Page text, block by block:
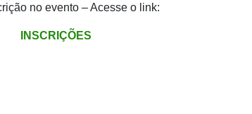
no evento – Acesse o link:
INSCRIÇÕES